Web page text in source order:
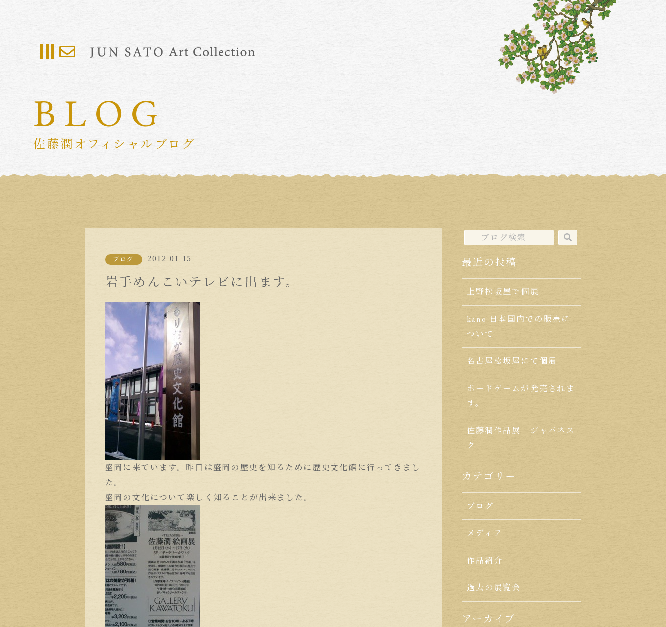
BLOG
佐藤潤オフィシャルブログ
ブログ 2012-01-15
岩手めんこいテレビに出ます。
盛岡に来ています。昨日は盛岡の歴史を知るために歴史文化館に行ってきまし
た。
盛岡の文化について楽しく知ることが出来ました。
最近の投稿
上野松坂屋で個展
kano 日本国内での販売に
ついて
名古屋松坂屋にて個展
ボードゲームが発売されま
す。
佐藤潤作品展 ジャパネス
ク
カテゴリー
ブログ
メディア
作品紹介
過去の展覧会
アーカイブ